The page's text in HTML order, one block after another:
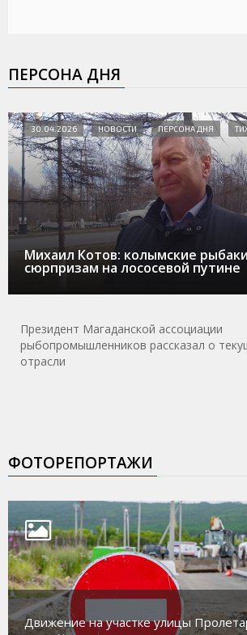
ПЕРСОНА ДНЯ
Михаил Котов: колымские
сюрпризам на лососевой путине
30.04.2026 НОВОСТИ ПЕРСОНА ДНЯ
Президент Магаданской ассоциации
рыбопромышленников рассказал о
отрасли
ФОТОРЕПОРТАЖИ
Движение на участке улицы